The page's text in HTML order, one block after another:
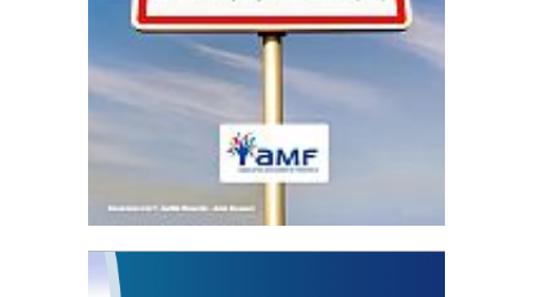
Statut de l’élu local
3 avril 2024